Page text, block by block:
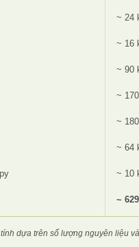
~ 24
~ 16
~ 90
~
~
~ 64
~ 10
~
dựa trên số lượng nguyên liệu